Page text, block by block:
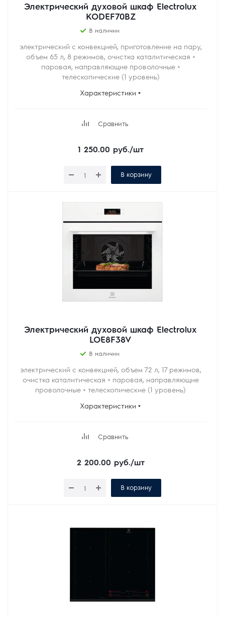
Электрический духовой шкаф Electrolux
KODEF70BZ
В наличии
электрический с конвекцией, приготовление на пару,
объем 65 л, 8 режимов, очистка каталитическая +
паровая, направляющие проволочные +
телескопические (1 уровень)
Характеристики
Сравнить
1 250.00 руб./шт
В корзину
Электрический духовой шкаф Electrolux
LOE8F38V
В наличии
электрический с конвекцией, объем 72 л, 17 режимов,
очистка каталитическая + паровая, направляющие
проволочные + телескопические (1 уровень)
Характеристики
Сравнить
2 200.00 руб./шт
В корзину